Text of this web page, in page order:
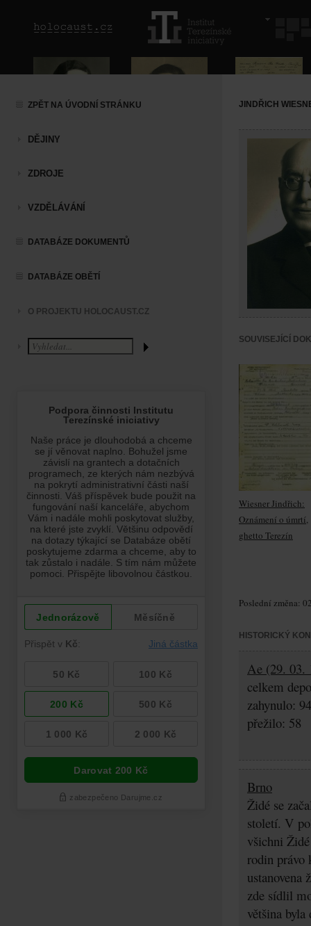
ZPĚT NA ÚVODNÍ STRÁNKU
DĚJINY
ZDROJE
VZDĚLÁVÁNÍ
DATABÁZE DOKUMENTŮ
DATABÁZE OBĚTÍ
O PROJEKTU HOLOCAUST.CZ
JINDŘICH
SOUVISEJÍCÍ
Wiesner Jindřich:
Oznámení o úmrtí,
ghetto Terezín
Poslední změna:
HISTORICKÝ
Ae (29. 03.
celkem
zahynulo:
přežilo: 58
Brno
Židé se
století. V
všichni
rodin právo
ustanovena
zde sídlil
většina